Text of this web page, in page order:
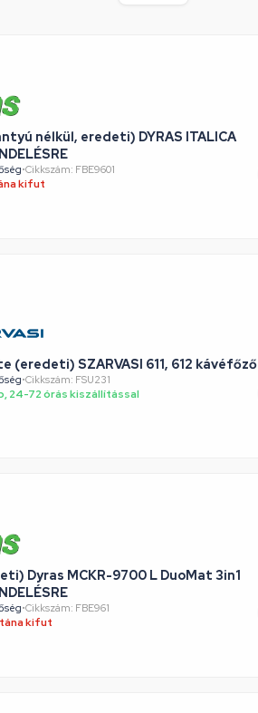
nélkül, eredeti) DYRAS ITALICA
•Cikkszám: FBE9601
kifut
(eredeti) SZARVASI 611, 612 kávéfőző
•Cikkszám: FSU231
24-72 órás kiszállítással
Dyras MCKR-9700 L DuoMat 3in1
•Cikkszám: FBE961
kifut